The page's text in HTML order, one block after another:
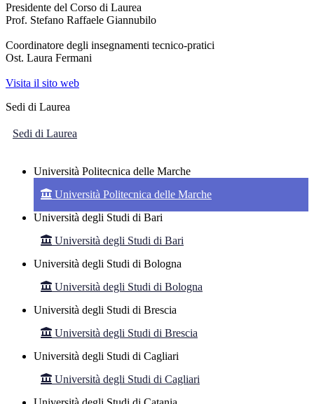
Presidente del Corso di Laurea
Prof. Stefano Raffaele Giannubilo
Coordinatore degli insegnamenti tecnico-pratici
Ost. Laura Fermani
Visita il sito web
Sedi di Laurea
Sedi di Laurea
Università Politecnica delle Marche
Università Politecnica delle Marche
Università degli Studi di Bari
Università degli Studi di Bari
Università degli Studi di Bologna
Università degli Studi di Bologna
Università degli Studi di Brescia
Università degli Studi di Brescia
Università degli Studi di Cagliari
Università degli Studi di Cagliari